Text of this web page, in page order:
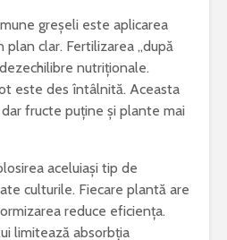
greșeli este aplicarea
clar. Fertilizarea „după
nutriționale.
este des întâlnită. Aceasta
fructe puține și plante mai
aceluiași tip de
culturile. Fiecare plantă are
reduce eficiența.
limitează absorbția